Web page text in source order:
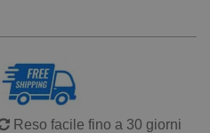
Reso facile fino a 30 giorni